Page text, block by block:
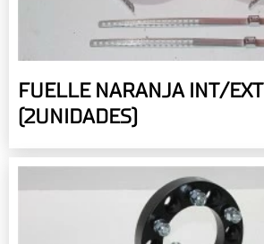
FUELLE NARANJA INT/EXT
(2UNIDADES)